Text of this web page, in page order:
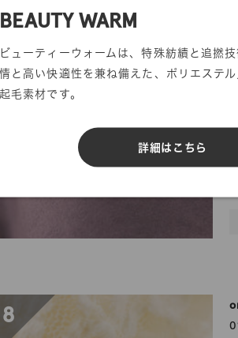
BEAUTY WARM
ビューティーウォームは、特殊紡績と追撚
情と高い快適性を兼ね備えた、ポリエステ
起毛素材です。
詳細はこちら
6
8